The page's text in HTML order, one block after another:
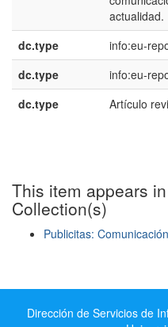
actualidad.
dc.type
info:eu-
dc.type
info:eu-
dc.type
Artículo
This item appears
Collection(s)
Publicitas:
Dirección de Servicios de